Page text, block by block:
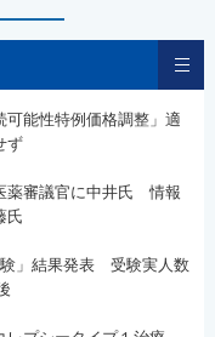
能性特例価格調整」適
ず
薬審議官に中井氏 情報
氏
」結果発表 受験実人数